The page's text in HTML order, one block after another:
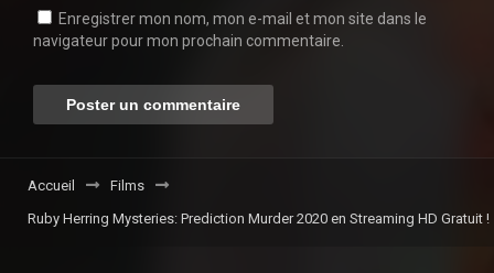
Enregistrer mon nom, mon e-mail et mon site dans le
navigateur pour mon prochain commentaire.
Accueil
Films
Ruby Herring Mysteries: Prediction Murder 2020 en Streaming HD Gratuit !